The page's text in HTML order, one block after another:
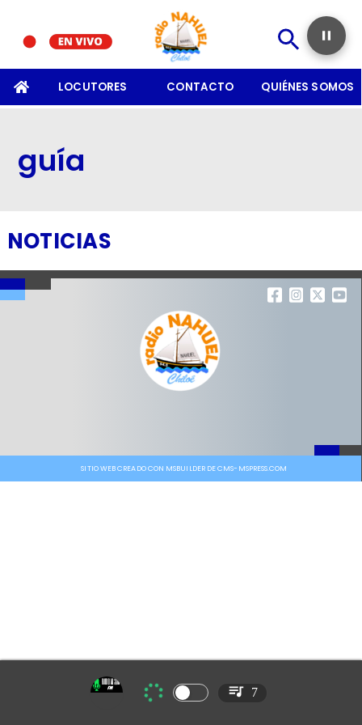
LOCUTORES CONTACTO QUIÉNES SOMOS
guía
NOTICIAS
SITIO WEB CREADO CON MSBUILDER DE CMS-MSPRESS.COM
7